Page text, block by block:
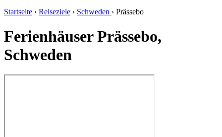
Startseite › Reiseziele › Schweden › Prässebo
Ferienhäuser Prässebo,
Schweden